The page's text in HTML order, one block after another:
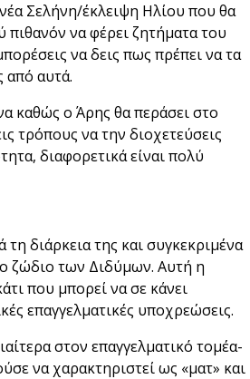
Σελήνη/έκλειψη Ηλίου που θα
να φέρει ζητήματα του
να δεις πως πρέπει να τα
από αυτά.
καθώς ο Άρης θα περάσει στο
τρόπους να την διοχετεύσεις
διαφορετικά είναι πολύ
διάρκεια της και συγκεκριμένα
ζώδιο των Διδύμων. Αυτή η
που μπορεί να σε κάνει
επαγγελματικές υποχρεώσεις.
στον επαγγελματικό τομέα-
να χαρακτηριστεί ως «ματ» και